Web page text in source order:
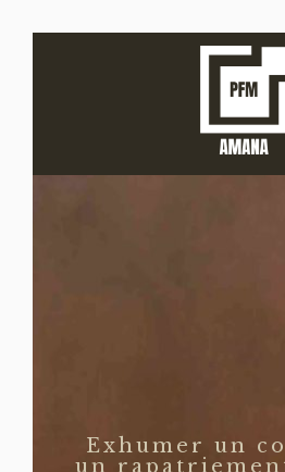
Exhumer un
un